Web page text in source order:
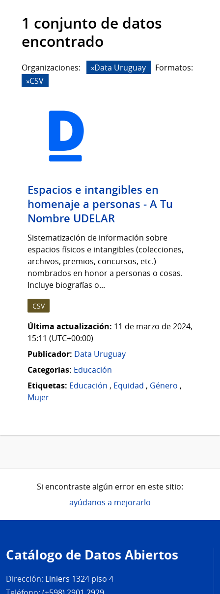
1 conjunto de datos
encontrado
Organizaciones: Data Uruguay
Formatos:
CSV
Espacios e intangibles en
homenaje a personas - A Tu
Nombre UDELAR
Sistematización de información sobre
espacios físicos e intangibles (colecciones,
archivos, premios, concursos, etc.)
nombrados en honor a personas o cosas.
Incluye biografías o...
CSV
Última actualización: 11 de marzo de 2024,
15:11 (UTC+00:00)
Publicador: Data Uruguay
Categorias: Educación
Etiquetas: Educación , Equidad , Género ,
Mujer
Si encontraste algún error en este sitio:
ayúdanos a mejorarlo
de
página
Catálogo de Datos Abiertos
Dirección: Liniers 1324 piso 4